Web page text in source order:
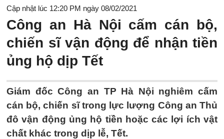
Cập nhật lúc 12:20 PM ngày 08/02/2021
Công an Hà Nội cấm cán bộ,
chiến sĩ vận động để nhận tiền
ủng hộ dịp Tết
Giám đốc Công an TP Hà Nội nghiêm cấm
cán bộ, chiến sĩ trong lực lượng Công an Thủ
đô vận động ủng hộ tiền hoặc các lợi ích vật
chất khác trong dịp lễ, Tết.